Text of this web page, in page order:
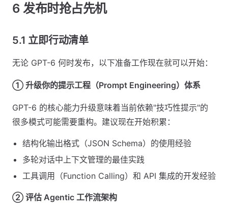
6 发布时抢占先机
5.1 立即行动清单
无论 GPT-6 何时发布，以下准备工作现在就可以开始：
① 升级你的提示工程（Prompt Engineering）体系
GPT-6 的核心能力升级意味着当前依赖"技巧性提示"的
很多模式可能需要重构。建议现在开始积累：
结构化输出格式（JSON Schema）的使用经验
多轮对话中上下文管理的最佳实践
工具调用（Function Calling）和 API 集成的开发经验
② 评估 Agentic 工作流架构